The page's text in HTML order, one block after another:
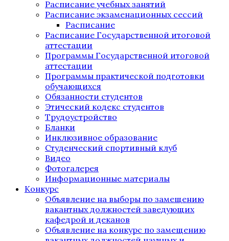
Расписание учебных занятий
Расписание экзаменационных сессий
Расписание
Расписание Государственной итоговой
аттестации
Программы Государственной итоговой
аттестации
Программы практической подготовки
обучающихся
Обязанности студентов
Этический кодекс студентов
Трудоустройство
Бланки
Инклюзивное образование
Студенческий спортивный клуб
Видео
Фотогалерея
Информационные материалы
Конкурс
Объявление на выборы по замещению
вакантных должностей заведующих
кафедрой и деканов
Объявление на конкурс по замещению